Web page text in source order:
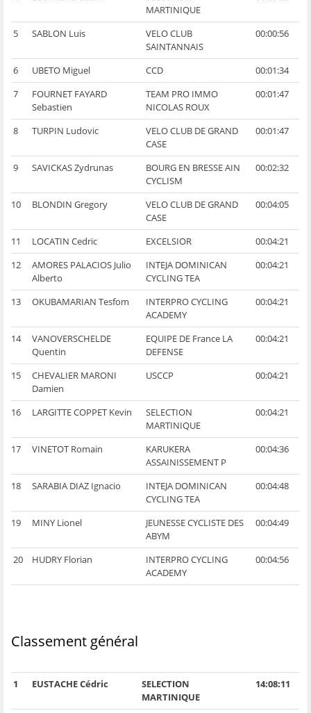
MARTINIQUE
5 SABLON Luis
VELO CLUB
SAINTANNAIS
00:00:56
6 UBETO Miguel CCD
00:01:34
7
FOURNET FAYARD
Sebastien
TEAM PRO IMMO
NICOLAS ROUX
00:01:47
8 TURPIN Ludovic
VELO CLUB DE GRAND
CASE
00:01:47
9 SAVICKAS Zydrunas
BOURG EN BRESSE AIN
CYCLISM
00:02:32
10 BLONDIN Gregory
VELO CLUB DE GRAND
CASE
00:04:05
11 LOCATIN Cedric EXCELSIOR
00:04:21
12
AMORES PALACIOS Julio
Alberto
INTEJA DOMINICAN
CYCLING TEA
00:04:21
13 OKUBAMARIAN Tesfom
INTERPRO CYCLING
ACADEMY
00:04:21
14
VANOVERSCHELDE
Quentin
EQUIPE DE France LA
DEFENSE
00:04:21
15
CHEVALIER MARONI
Damien
USCCP 00:04:21
16 LARGITTE COPPET Kevin
SELECTION
MARTINIQUE
00:04:21
17 VINETOT Romain
KARUKERA
ASSAINISSEMENT P
00:04:36
18 SARABIA DIAZ Ignacio
INTEJA DOMINICAN
CYCLING TEA
00:04:48
19 MINY Lionel
JEUNESSE CYCLISTE DES
ABYM
00:04:49
20 HUDRY Florian
INTERPRO CYCLING
ACADEMY
00:04:56
Classement général
1 EUSTACHE Cédric
SELECTION
MARTINIQUE
14:08:11